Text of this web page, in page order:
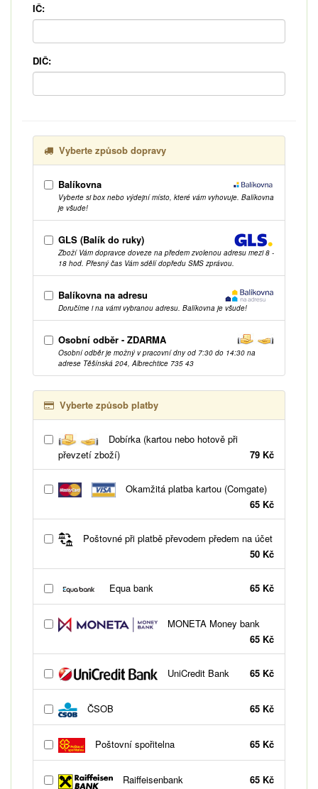
IČ:
DIČ:
Vyberte způsob dopravy
Balíkovna
Vyberte si box nebo výdejní místo, které vám vyhovuje. Balíkovna
je všude!
GLS (Balík do ruky)
Zboží Vám dopravce doveze na předem zvolenou adresu mezi 8 -
18 hod. Přesný čas Vám sdělí dopředu SMS zprávou.
Balíkovna na adresu
Doručíme i na vámi vybranou adresu. Balíkovna je všude!
Osobní odběr - ZDARMA
Osobní odběr je možný v pracovní dny od 7:30 do 14:30 na
adrese Těšínská 204, Albrechtice 735 43
Vyberte způsob platby
Dobírka (kartou nebo hotově při
převzetí zboží)
79 Kč
Okamžitá platba kartou (Comgate)
65 Kč
Poštovné při platbě převodem předem na účet
50 Kč
Equa bank 65 Kč
MONETA Money bank
65 Kč
UniCredit Bank 65 Kč
ČSOB 65 Kč
Poštovní spořitelna 65 Kč
Raiffeisenbank 65 Kč